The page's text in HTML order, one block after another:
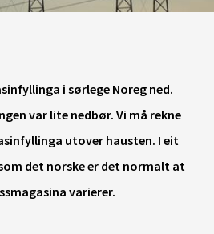
i sørlege Noreg ned.
var lite nedbør. Vi må rekne
utover hausten. I eit
det norske er det normalt at
varierer.